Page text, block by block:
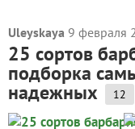
Uleyskaya 9 февраля
25 сортов
подборка
надежных 12